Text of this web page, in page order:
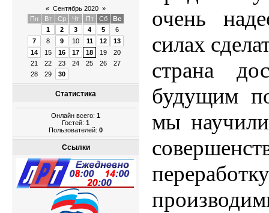
« Сентябрь 2020 »
Пн
Вт Ср Чт Пт Сб
Вс
1
2 3 4 5
6
7
8 9 10 11 12
13
14
15 16 17 18 19
20
21
22 23 24 25 26
27
28
29 30
Статистика
Онлайн всего: 1
Гостей: 1
Пользователей: 0
Ссылки
очень
силах
страна
будущим
мы